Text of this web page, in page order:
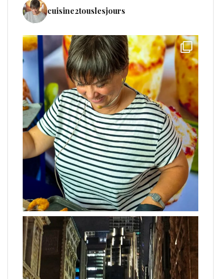
cuisine2touslesjours